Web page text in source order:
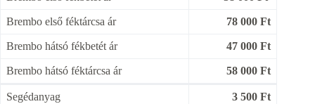
Brembo első féktárcsa ár 78 000 Ft
Brembo hátsó fékbetét ár 47 000 Ft
Brembo hátsó féktárcsa ár 58 000 Ft
Segédanyag
3 500 Ft